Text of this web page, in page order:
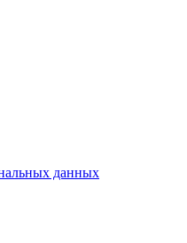
данных